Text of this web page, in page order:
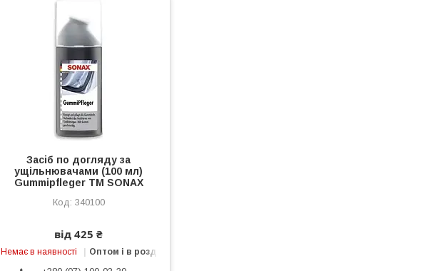
Засіб по догляду за
ущільнювачами (100 мл)
Gummipfleger TM SONAX
340100
від 425 ₴
Немає в наявності Оптом і в роздріб